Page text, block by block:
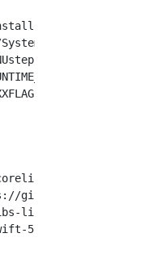
\
Library/
System/Library/
std=c++11"'
libdispatch
github.com/apple/
libdispatch \
5.1.1-RELEASE \